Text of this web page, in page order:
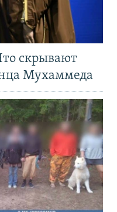
скрывают
Мухаммеда